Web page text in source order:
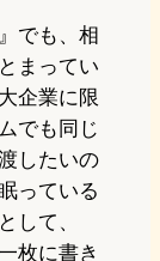
でも、相
まってい
企業に限
でも同じ
したいの
っている
して、
枚に書き